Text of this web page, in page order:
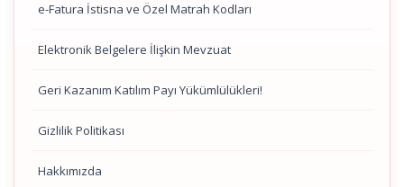
e-Fatura İstisna ve Özel Matrah Kodları
Elektronik Belgelere İlişkin Mevzuat
Geri Kazanım Katılım Payı Yükümlülükleri!
Gizlilik Politikası
Hakkımızda